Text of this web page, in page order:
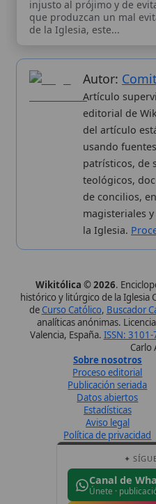
teológicos,
de concilios,
magisteriales y
Wikitólica © 2026.
histórico y litúrgico de la Iglesia
Curso Católico ,Buscador
analíticas anónimas. Licencia
Valencia, España.ISSN: 3101-7339
Carlo
Sobre nosotros
Proceso editorial
Publicación seriada
Datos abiertos
Estadísticas
Aviso legal
Política de privacidad
Canal de
Únete · publicación
Perfil de
Síguenos · @wikitolica